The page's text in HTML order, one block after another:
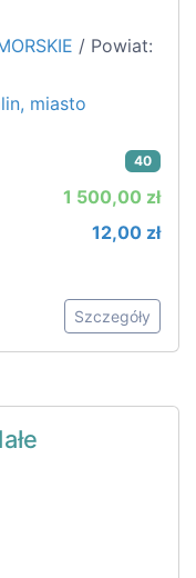
/ Powiat:
miasto
40
1 500,00 zł
12,00 zł
Szczegóły